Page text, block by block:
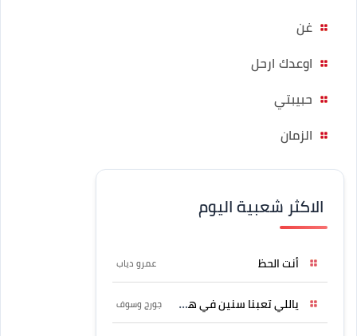
غن
اوعدك ارحل
حبيبتي
الزمان
الاكثر شعبية اليوم
أنت الحظ عمرو دياب
ياللي تعبنا سنين في هواه جورج وسوف